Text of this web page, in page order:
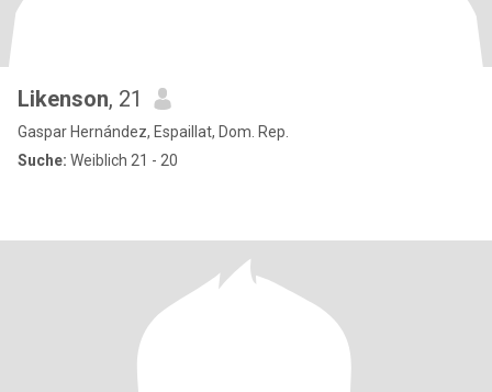
Likenson, 21
Gaspar Hernández, Espaillat, Dom. Rep.
Suche: Weiblich 21 - 20